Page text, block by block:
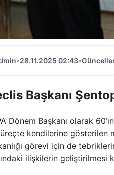
•28.11.2025 02:43•
Başkanı
Dönem Başkanı olarak
kendilerine gösterilen
görevi için de
ilişkilerin geliştirilmesi